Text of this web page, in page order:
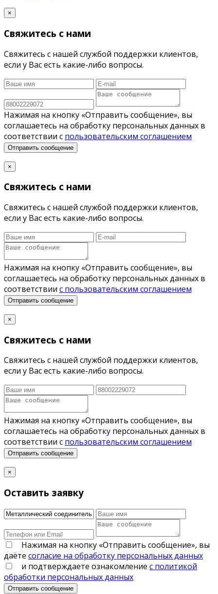
×
Свяжитесь с нами
Свяжитесь с нашей службой поддержки клиентов,
если у Вас есть какие-либо вопросы.
Нажимая на кнопку «Отправить сообщение», вы
соглашаетесь на обработку персональных данных в
соответствии с пользовательским соглашением
Отправить сообщение
×
Свяжитесь с нами
Свяжитесь с нашей службой поддержки клиентов,
если у Вас есть какие-либо вопросы.
Нажимая на кнопку «Отправить сообщение», вы
соглашаетесь на обработку персональных данных в
соответствии с пользовательским соглашением
Отправить сообщение
×
Свяжитесь с нами
Свяжитесь с нашей службой поддержки клиентов,
если у Вас есть какие-либо вопросы.
Нажимая на кнопку «Отправить сообщение», вы
соглашаетесь на обработку персональных данных в
соответствии с пользовательским соглашением
Отправить сообщение
×
Оставить заявку
Нажимая на кнопку «Отправить сообщение», вы
даёте согласие на обработку персональных данных
и подтверждаете ознакомление с политикой
обработки персональных данных
Отправить сообщение